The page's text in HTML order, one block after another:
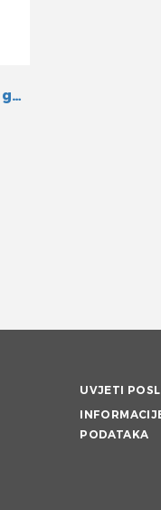
Sredstvo za čišćenje gumenih čamaca
UVJETI
PODATAKA